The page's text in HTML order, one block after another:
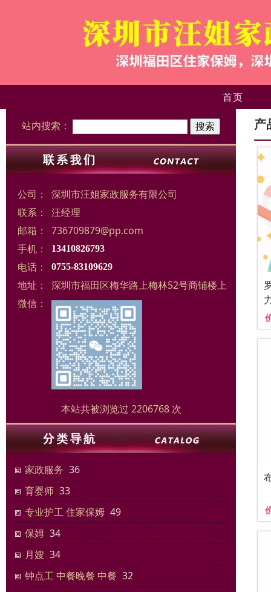
首页
站内搜索：
公司：
深圳市汪姐家政服务有限公司
联系：
汪经理
邮箱：
736709879@pp.com
手机：
13410826793
电话： 0755-83109629
地址：
深圳市福田区梅华路上梅林52号商铺楼上
微信：
本站共被浏览过 2206768 次
家政服务 36
育婴师 33
专业护工 住家保姆 49
保姆 34
月嫂 34
钟点工 中餐晚餐 中餐 32
产